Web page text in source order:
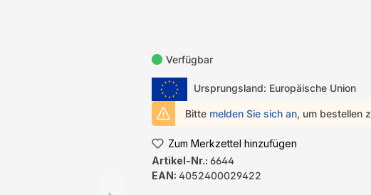
Verfügbar
Ursprungsland: Europäische Union
Bitte melden Sie sich an, um bestellen
Zum Merkzettel hinzufügen
Artikel-Nr.: 6644
EAN: 4052400029422